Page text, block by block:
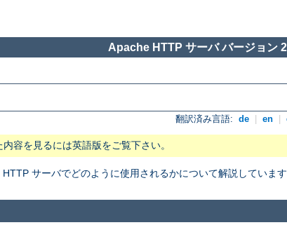
Apache HTTP サーバ バージョン
翻訳済み言語: de en
容を見るには英語版をご覧下さい。
サーバでどのように使用されるかについて解説しています